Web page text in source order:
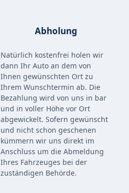
Abholung
Natürlich kostenfrei holen wir
dann Ihr Auto an dem von
Ihnen gewünschten Ort zu
Ihrem Wunschtermin ab. Die
Bezahlung wird von uns in bar
und in voller Höhe vor Ort
abgewickelt. Sofern gewünscht
und nicht schon geschenen
kümmern wir uns direkt im
Anschluss um die Abmeldung
Ihres Fahrzeuges bei der
zuständigen Behörde.